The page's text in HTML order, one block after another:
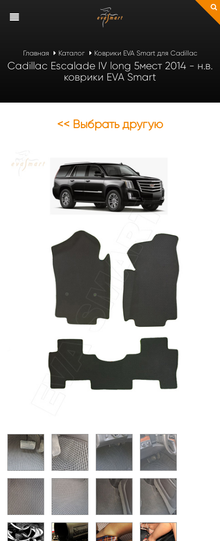
Главная Каталог Коврики EVA Smart для Cadillac
Cadillac Escalade IV long 5мест 2014 - н.в.
коврики EVA Smart
<< Выбрать другую